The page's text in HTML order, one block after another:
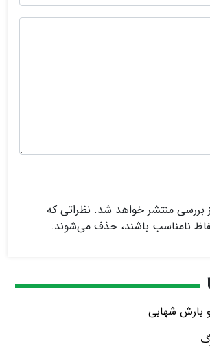
بررسی منتشر خواهد شد. نظراتی که
نامناسب باشند، حذف می‌شوند.
بارش شهابی